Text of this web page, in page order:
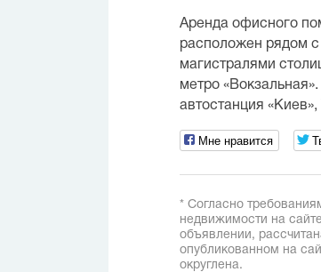
Аренда офисного
расположен рядом
магистралями
метро
автостанция
Мне нравится
* Согласно
недвижимости на
объявлении,
опубликованном на
округлена.